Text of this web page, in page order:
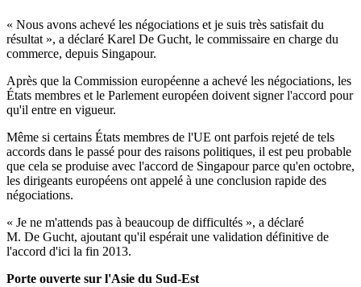
« Nous avons achevé les négociations et je suis très satisfait du
résultat », a déclaré Karel De Gucht, le commissaire en charge du
commerce, depuis Singapour.
Après que la Commission européenne a achevé les négociations, les
États membres et le Parlement européen doivent signer l'accord pour
qu'il entre en vigueur.
Même si certains États membres de l'UE ont parfois rejeté de tels
accords dans le passé pour des raisons politiques, il est peu probable
que cela se produise avec l'accord de Singapour parce qu'en octobre,
les dirigeants européens ont appelé à une conclusion rapide des
négociations.
« Je ne m'attends pas à beaucoup de difficultés », a déclaré
M. De Gucht, ajoutant qu'il espérait une validation définitive de
l'accord d'ici la fin 2013.
Porte ouverte sur l'Asie du Sud-Est